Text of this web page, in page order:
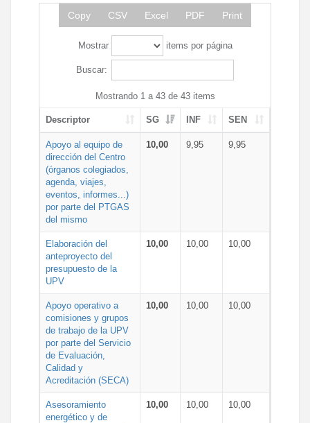
Copy CSV Excel PDF Print
Mostrar items por página
Buscar:
Mostrando 1 a 43 de 43 items
Descriptor SG INF SEN
Apoyo al equipo de
dirección del Centro
(órganos colegiados,
agenda, viajes,
eventos, informes...)
por parte del PTGAS
del mismo
10,00 9,95 9,95
Elaboración del
anteproyecto del
presupuesto de la
UPV
10,00 10,00 10,00
Apoyo operativo a
comisiones y grupos
de trabajo de la UPV
por parte del Servicio
de Evaluación,
Calidad y
Acreditación (SECA)
10,00 10,00 10,00
Asesoramiento
energético y de
10,00 10,00 10,00